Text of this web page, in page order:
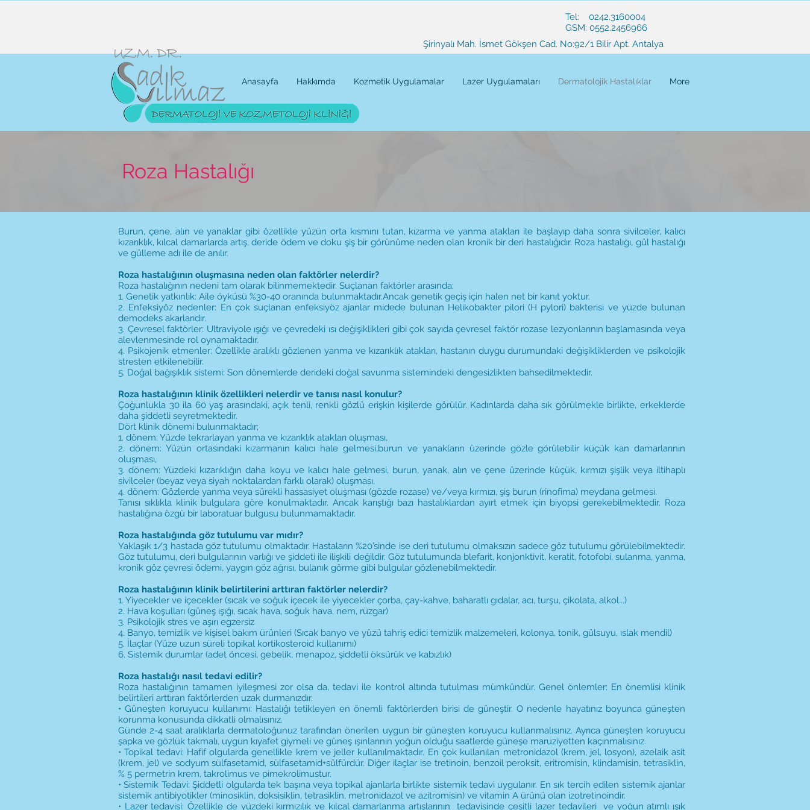
Tel: 0242.3160004
GSM: 0552.2456966
Şirinyalı Mah. İsmet Gökşen Cad. No:92/1 Bilir Apt. Antalya
Anasayfa Hakkımda Kozmetik Uygulamalar Lazer Uygulamaları Dermatolojik Hastalıklar More
Roza Hastalığı
Burun, çene, alın ve yanaklar gibi özellikle yüzün orta kısmını tutan, kızarma ve yanma atakları ile başlayıp daha sonra sivilceler, kalıcı
kızarıklık, kılcal damarlarda artış, deride ödem ve doku şiş bir görünüme neden olan kronik bir deri hastalığıdır. Roza hastalığı, gül hastalığı
ve gülleme adı ile de anılır.
Roza hastalığının oluşmasına neden olan faktörler nelerdir?
Roza hastalığının nedeni tam olarak bilinmemektedir. Suçlanan faktörler arasında;
1. Genetik yatkınlık: Aile öyküsü %30-40 oranında bulunmaktadır.Ancak genetik geçiş için halen net bir kanıt yoktur.
2. Enfeksiyöz nedenler: En çok suçlanan enfeksiyöz ajanlar midede bulunan Helikobakter pilori (H pylori) bakterisi ve yüzde bulunan
demodeks akarlarıdır.
3. Çevresel faktörler: Ultraviyole ışığı ve çevredeki ısı değişiklikleri gibi çok sayıda çevresel faktör rozase lezyonlarının başlamasında veya
alevlenmesinde rol oynamaktadır.
4. Psikojenik etmenler: Özellikle aralıklı gözlenen yanma ve kızarıklık atakları, hastanın duygu durumundaki değişikliklerden ve psikolojik
stresten etkilenebilir.
5. Doğal bağışıklık sistemi: Son dönemlerde derideki doğal savunma sistemindeki dengesizlikten bahsedilmektedir.
Roza hastalığının klinik özellikleri nelerdir ve tanısı nasıl konulur?
Çoğunlukla 30 ila 60 yaş arasındaki, açık tenli, renkli gözlü erişkin kişilerde görülür. Kadınlarda daha sık görülmekle birlikte, erkeklerde
daha şiddetli seyretmektedir.
Dört klinik dönemi bulunmaktadır;
1. dönem: Yüzde tekrarlayan yanma ve kızarıklık atakları oluşması,
2. dönem: Yüzün ortasındaki kızarmanın kalıcı hale gelmesi,burun ve yanakların üzerinde gözle görülebilir küçük kan damarlarının
oluşması,
3. dönem: Yüzdeki kızarıklığın daha koyu ve kalıcı hale gelmesi, burun, yanak, alın ve çene üzerinde küçük, kırmızı şişlik veya iltihaplı
sivilceler (beyaz veya siyah noktalardan farklı olarak) oluşması,
4. dönem: Gözlerde yanma veya sürekli hassasiyet oluşması (gözde rozase) ve/veya kırmızı, şiş burun (rinofima) meydana gelmesi.
Tanısı sıklıkla klinik bulgulara göre konulmaktadır. Ancak karıştığı bazı hastalıklardan ayırt etmek için biyopsi gerekebilmektedir. Roza
hastalığına özgü bir laboratuar bulgusu bulunmamaktadır.
Roza hastalığında göz tutulumu var mıdır?
Yaklaşık 1/3 hastada göz tutulumu olmaktadır. Hastaların %20’sinde ise deri tutulumu olmaksızın sadece göz tutulumu görülebilmektedir.
Göz tutulumu, deri bulgularının varlığı ve şiddeti ile ilişkili değildir. Göz tutulumunda blefarit, konjonktivit, keratit, fotofobi, sulanma, yanma,
kronik göz çevresi ödemi, yaygın göz ağrısı, bulanık görme gibi bulgular gözlenebilmektedir.
Roza hastalığının klinik belirtilerini arttıran faktörler nelerdir?
1. Yiyecekler ve içecekler (sıcak ve soğuk içecek ile yiyecekler çorba, çay-kahve, baharatlı gıdalar, acı, turşu, çikolata, alkol...)
2. Hava koşulları (güneş ışığı, sıcak hava, soğuk hava, nem, rüzgar)
3. Psikolojik stres ve aşırı egzersiz
4. Banyo, temizlik ve kişisel bakım ürünleri (Sıcak banyo ve yüzü tahriş edici temizlik malzemeleri, kolonya, tonik, gülsuyu, ıslak mendil)
5. İlaçlar (Yüze uzun süreli topikal kortikosteroid kullanımı)
6. Sistemik durumlar (adet öncesi, gebelik, menapoz, şiddetli öksürük ve kabızlık)
Roza hastalığı nasıl tedavi edilir?
Roza hastalığının tamamen iyileşmesi zor olsa da, tedavi ile kontrol altında tutulması mümkündür. Genel önlemler: En önemlisi klinik
belirtileri arttıran faktörlerden uzak durmanızdır.
• Güneşten koruyucu kullanımı: Hastalığı tetikleyen en önemli faktörlerden birisi de güneştir. O nedenle hayatınız boyunca güneşten
korunma konusunda dikkatli olmalısınız.
Günde 2-4 saat aralıklarla dermatoloğunuz tarafından önerilen uygun bir güneşten koruyucu kullanmalısınız. Ayrıca güneşten koruyucu
şapka ve gözlük takmalı, uygun kıyafet giymeli ve güneş ışınlarının yoğun olduğu saatlerde güneşe maruziyetten kaçınmalısınız.
• Topikal tedavi: Hafif olgularda genellikle krem ve jeller kullanılmaktadır. En çok kullanılan metronidazol (krem, jel, losyon), azelaik asit
(krem, jel) ve sodyum sülfasetamid, sülfasetamid+sülfürdür. Diğer ilaçlar ise tretinoin, benzoil peroksit, eritromisin, klindamisin, tetrasiklin,
% 5 permetrin krem, takrolimus ve pimekrolimustur.
• Sistemik Tedavi: Şiddetli olgularda tek başına veya topikal ajanlarla birlikte sistemik tedavi uygulanır. En sık tercih edilen sistemik ajanlar
sistemik antibiyotikler (minosiklin, doksisiklin, tetrasiklin, metronidazol ve azitromisin) ve vitamin A ürünü olan izotretinoindir.
• Lazer tedavisi: Özellikle de yüzdeki kırmızılık ve kılcal damarlanma artışlarının tedavisinde çeşitli lazer tedavileri ve yoğun atımlı ışık